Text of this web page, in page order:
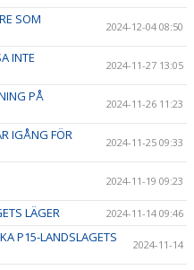
SOM
2024-12-04 08:50
INTE
2024-11-27 13:05
PÅ
2024-11-26 11:23
IGÅNG FÖR
2024-11-25 09:33
2024-11-19 09:23
LÄGER 2024-11-14 09:46
P15-LANDSLAGETS
2024-11-14